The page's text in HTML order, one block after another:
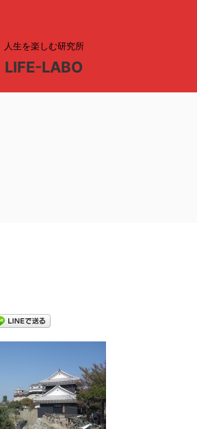
人生を楽しむ研究所
LIFE-LABO